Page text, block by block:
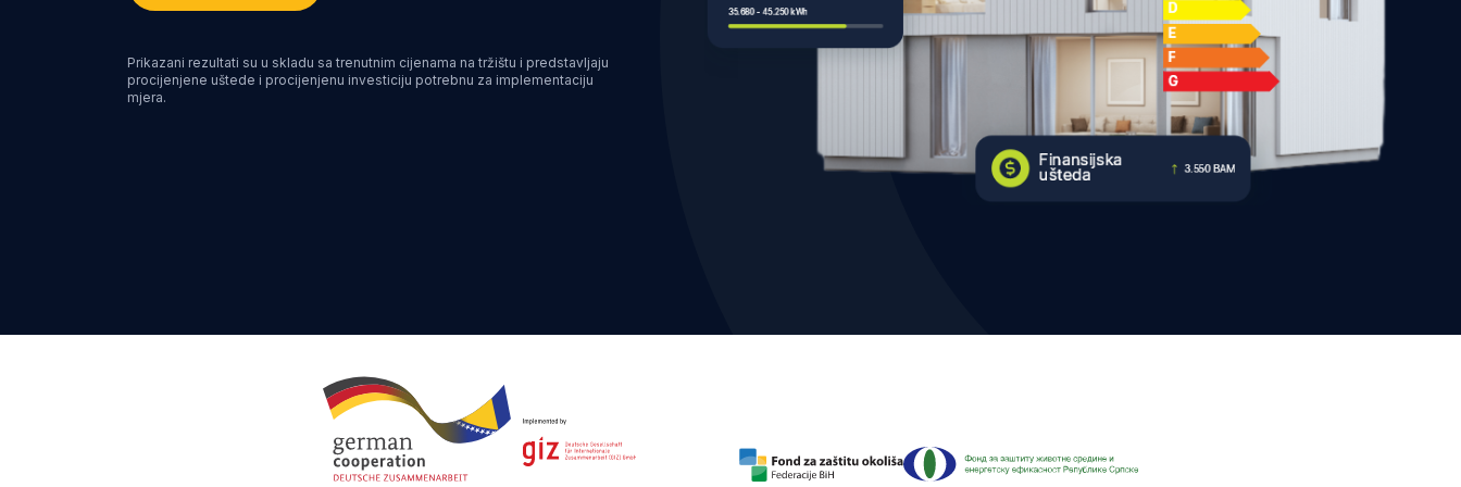
Prikazani rezultati su u skladu sa trenutnim cijenama na tržištu i predstavljaju
procijenjene uštede i procijenjenu investiciju potrebnu za implementaciju
mjera.